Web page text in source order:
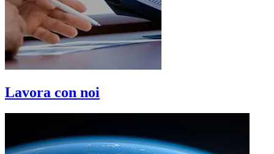
Lavora con noi